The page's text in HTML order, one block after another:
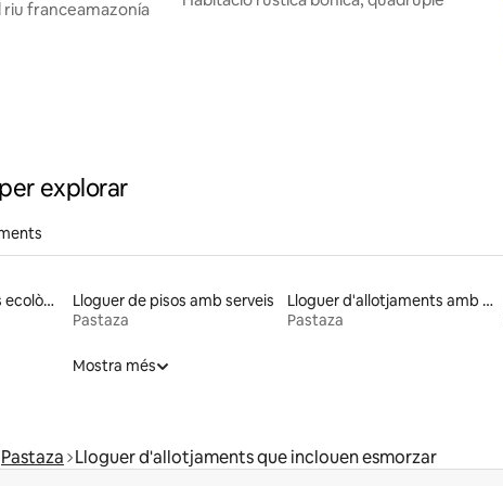
riu franceamazonía
explorar
Lloguer de cabanyes ecològiques a la natura
Lloguer de pisos amb serveis
Pastaza
Lloguer d'allotjaments amb piscina
Pastaza
Mostra més
Pastaza Lloguer d'allotjaments que inclouen esmorzar